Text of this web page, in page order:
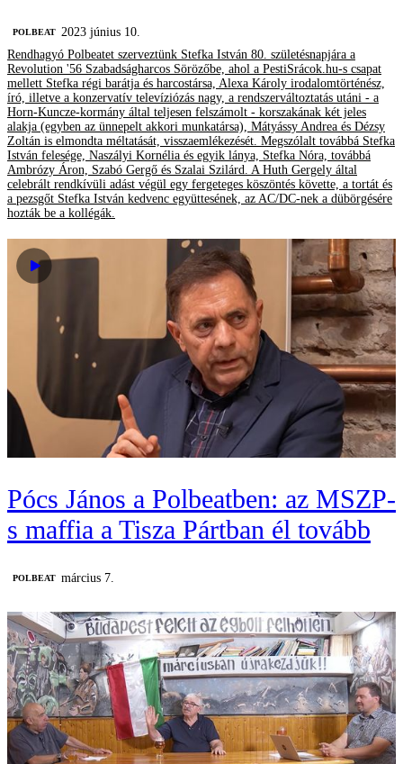
‎POLBEAT
2023 június 10.
Rendhagyó Polbeatet szerveztünk Stefka István 80. születésnapjára a
Revolution '56 Szabadságharcos Sörözőbe, ahol a PestiSrácok.hu-s csapat
mellett Stefka régi barátja és harcostársa, Alexa Károly irodalomtörténész,
író, illetve a konzervatív televíziózás nagy, a rendszerváltoztatás utáni - a
Horn-Kuncze-kormány által teljesen felszámolt - korszakának két jeles
alakja (egyben az ünnepelt akkori munkatársa), Mátyássy Andrea és Dézsy
Zoltán is elmondta méltatását, visszaemlékezését. Megszólalt továbbá Stefka
István felesége, Naszályi Kornélia és egyik lánya, Stefka Nóra, továbbá
Ambrózy Áron, Szabó Gergő és Szalai Szilárd. A Huth Gergely által
celebrált rendkívüli adást végül egy fergeteges köszöntés követte, a tortát és
a pezsgőt Stefka István kedvenc együttesének, az AC/DC-nek a dübörgésére
hozták be a kollégák.
Pócs János a Polbeatben: az MSZP-
s maffia a Tisza Pártban él tovább
‎POLBEAT március 7.